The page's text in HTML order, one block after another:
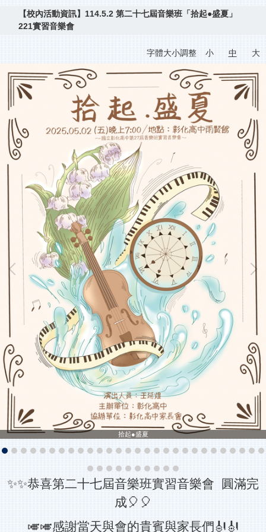
【校內活動資訊】114.5.2 第二十七屆音樂班「拾起●盛夏」
221實習音樂會
字體大小調整 小 中 大
拾起●盛夏
✨✨恭喜第二十七屆音樂班實習音樂會 圓滿完
成🎈🎈
🎺🎺感謝當天與會的貴賓與家長們🎻🎻